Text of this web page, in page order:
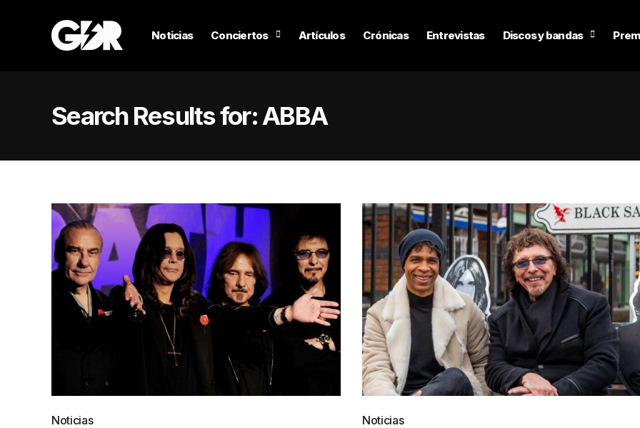
Noticias Conciertos Artículos Crónicas Entrevistas Discos y bandas
Search Results for:ABBA
Noticias Noticias